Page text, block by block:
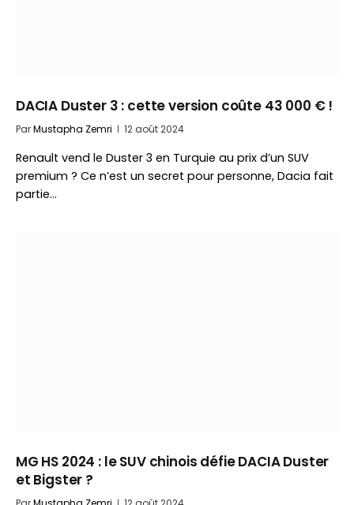
DACIA Duster 3 : cette version coûte 43 000 € !
ParMustapha Zemri 12 août 2024
Renault vend le Duster 3 en Turquie au prix d’un SUV
premium ? Ce n’est un secret pour personne, Dacia fait
partie…
MG HS 2024 : le SUV chinois défie DACIA Duster
et Bigster ?